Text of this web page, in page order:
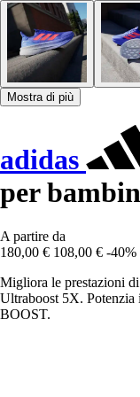
Mostra di più
adidas
per
A partire da
180,00 € 108,00 € -40%
Migliora le prestazioni
Ultraboost 5X. Potenzia
BOOST.